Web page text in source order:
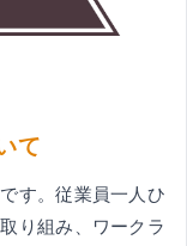
て
す。従業員一人ひ
り組み、ワークラ